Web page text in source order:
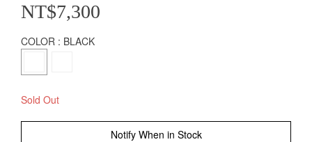
NT$7,300
COLOR : BLACK
Sold Out
Notify When in Stock